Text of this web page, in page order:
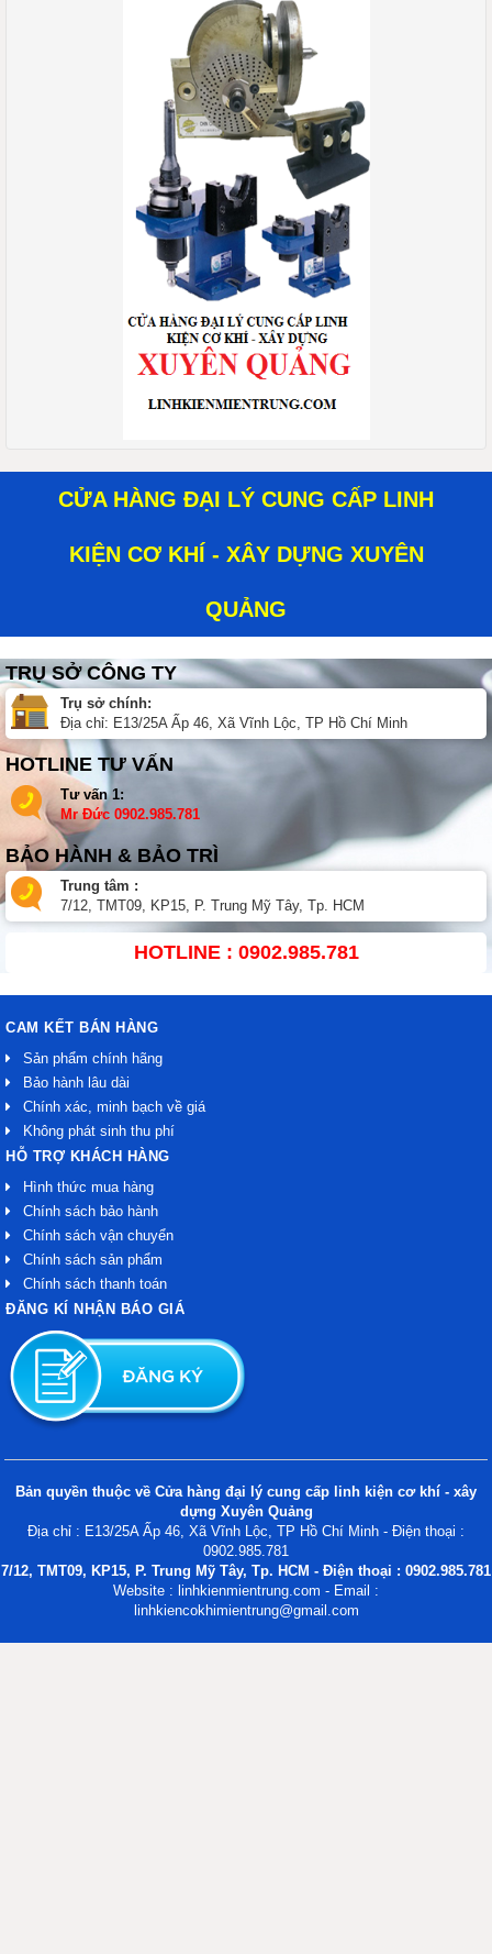
CỬA HÀNG ĐẠI LÝ CUNG CẤP LINH
KIỆN CƠ KHÍ - XÂY DỰNG XUYÊN
QUẢNG
TRỤ SỞ CÔNG TY
Trụ sở chính:
Địa chỉ: E13/25A Ấp 46, Xã Vĩnh Lộc, TP Hồ Chí Minh
HOTLINE TƯ VẤN
Tư vấn 1:
Mr Đức 0902.985.781
BẢO HÀNH & BẢO TRÌ
Trung tâm :
7/12, TMT09, KP15, P. Trung Mỹ Tây, Tp. HCM
HOTLINE : 0902.985.781
CAM KẾT BÁN HÀNG
Sản phẩm chính hãng
Bảo hành lâu dài
Chính xác, minh bạch về giá
Không phát sinh thu phí
HỖ TRỢ KHÁCH HÀNG
Hình thức mua hàng
Chính sách bảo hành
Chính sách vận chuyển
Chính sách sản phẩm
Chính sách thanh toán
ĐĂNG KÍ NHẬN BÁO GIÁ
Bản quyền thuộc về Cửa hàng đại lý cung cấp linh kiện cơ khí - xây
dựng Xuyên Quảng
Địa chỉ : E13/25A Ấp 46, Xã Vĩnh Lộc, TP Hồ Chí Minh - Điện thoại :
0902.985.781
7/12, TMT09, KP15, P. Trung Mỹ Tây, Tp. HCM - Điện thoại : 0902.985.781
Website : linhkienmientrung.com - Email :
linhkiencokhimientrung@gmail.com